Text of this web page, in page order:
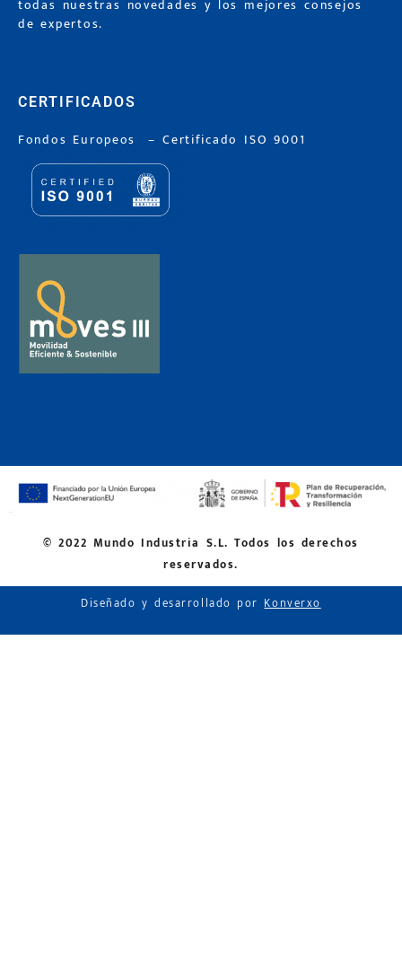
todas nuestras novedades y los mejores consejos
de expertos.
CERTIFICADOS
Fondos Europeos –Certificado ISO 9001
© 2022 Mundo Industria S.L. Todos los derechos
reservados.
Diseñado y desarrollado porKonverxo